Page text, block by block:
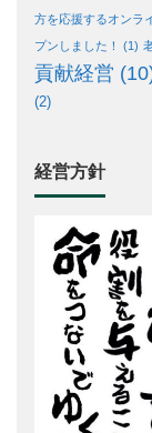
方を応援するオンラ
プンしました！
(1)
貢献経営
(2)
経営方針